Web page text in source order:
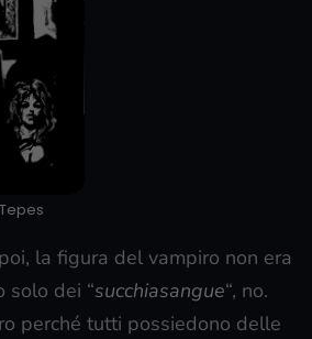
la figura del vampiro non era
solo dei “succhiasangue“, no.
perché tutti possiedono delle